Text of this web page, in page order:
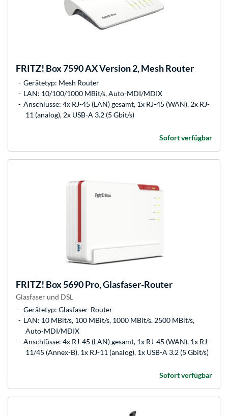
FRITZ! Box 7590 AX Version 2, Mesh Router
Gerätetyp: Mesh Router
LAN: 10/100/1000 MBit/s, Auto-MDI/MDIX
Anschlüsse: 4x RJ-45 (LAN) gesamt, 1x RJ-45 (WAN), 2x RJ-
11 (analog), 2x USB-A 3.2 (5 Gbit/s)
Sofort verfügbar
FRITZ! Box 5690 Pro, Glasfaser-Router
Glasfaser und DSL
Gerätetyp: Glasfaser-Router
LAN: 10 MBit/s, 100 MBit/s, 1000 MBit/s, 2500 MBit/s,
Auto-MDI/MDIX
Anschlüsse: 4x RJ-45 (LAN) gesamt, 1x RJ-45 (WAN), 1x RJ-
11/45 (Annex-B), 1x RJ-11 (analog), 1x USB-A 3.2 (5 Gbit/s)
Sofort verfügbar